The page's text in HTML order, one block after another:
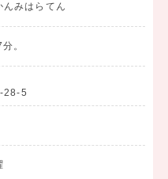
んみはらてん
。
28-5